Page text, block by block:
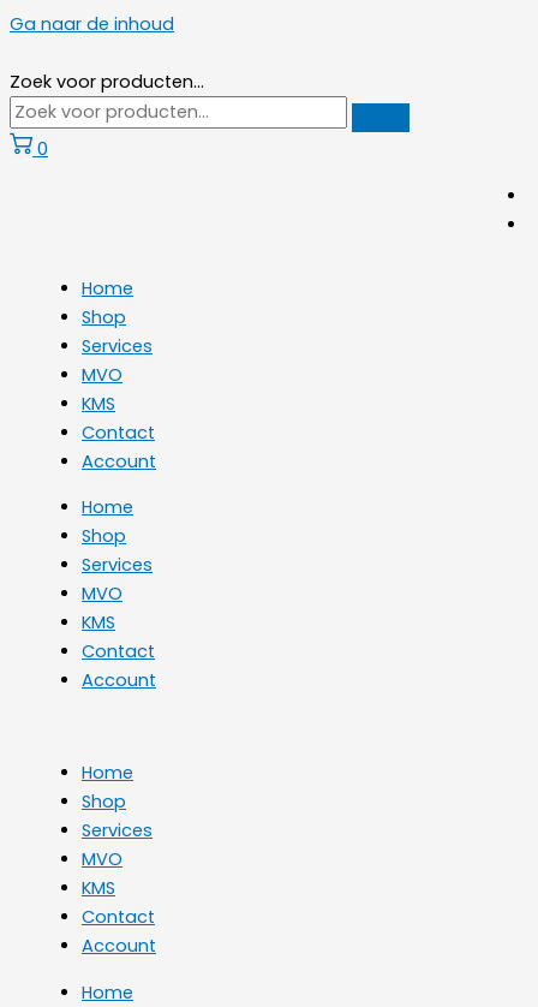
Ga naar de inhoud
Zoek voor producten...
0
Home
Shop
Services
MVO
KMS
Contact
Account
Home
Shop
Services
MVO
KMS
Contact
Account
Home
Shop
Services
MVO
KMS
Contact
Account
Home